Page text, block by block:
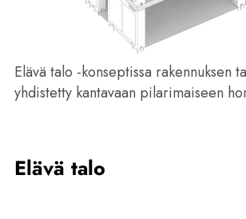
Elävä talo -konseptissa rakennuksen
yhdistetty kantavaan pilarimaiseen
Elävä talo